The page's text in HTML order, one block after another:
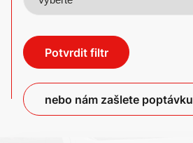
nebo nám zašlete poptávku
Potvrdit filtr